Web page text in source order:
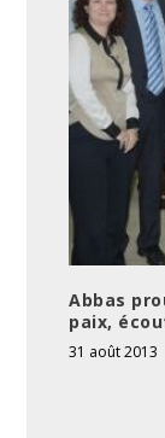
Abbas
paix,
31 août 2013